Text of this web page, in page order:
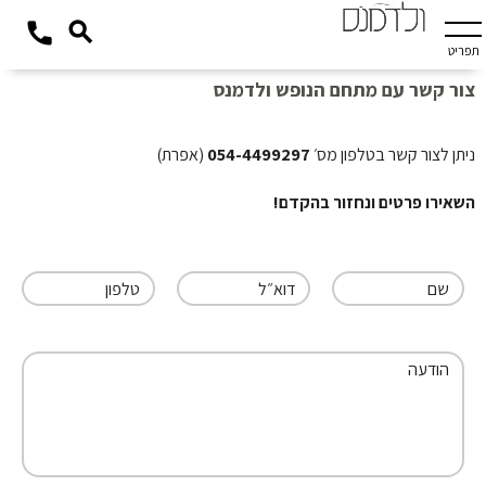
תפריט
צור קשר עם מתחם הנופש ולדמנס
ניתן לצור קשר בטלפון מס׳ 054-4499297 (אפרת)
השאירו פרטים ונחזור בהקדם!
שם דוא״ל טלפון
הודעה